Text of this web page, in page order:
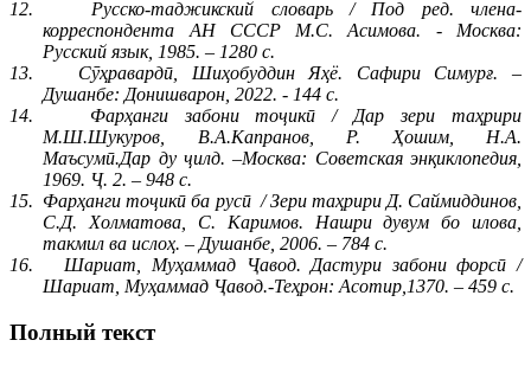
12.
Русско-таджикский словарь / Под ред. члена-
корреспондента АН СССР М.С. Асимова. - Москва:
Русский язык, 1985. – 1280 с.
13.
Сӯҳравардӣ, Шиҳобуддин Яҳё. Сафири Симурғ. –
Душанбе: Донишварон, 2022. - 144 с.
14.
Фарҳанги забони тоҷикӣ / Дар зери таҳрири
М.Ш.Шукуров, В.А.Капранов, Р. Ҳошим, Н.А.
Маъсумӣ.Дар ду ҷилд. –Москва: Советская энқиклопедия,
1969. Ҷ. 2. – 948 с.
15. Фарҳанги тоҷикӣ ба русӣ / Зери таҳрири Д. Саймиддинов,
С.Д. Холматова, С. Каримов. Нашри дувум бо илова,
такмил ва ислоҳ. – Душанбе, 2006. – 784 с.
16.
Шариат, Муҳаммад Ҷавод. Дастури забони форсӣ /
Шариат, Муҳаммад Ҷавод.-Теҳрон: Асотир,1370. – 459 с.
Полный текст